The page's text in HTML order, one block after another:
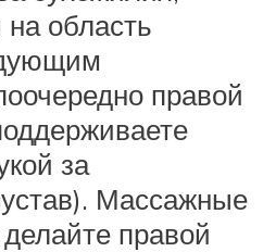
область
правой
за
Массажные
правой